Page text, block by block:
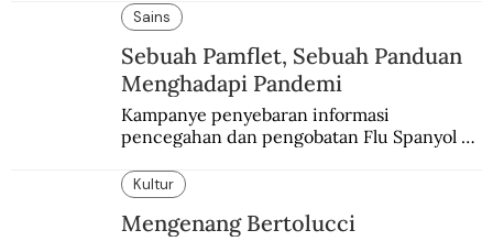
delegasi Indonesia di KMB.
Sains
Sebuah Pamflet, Sebuah Panduan
Menghadapi Pandemi
Kampanye penyebaran informasi
pencegahan dan pengobatan Flu Spanyol di
Kultur
Mengenang Bertolucci